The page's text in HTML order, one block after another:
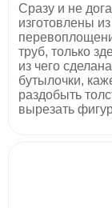
Сразу и не
изготовлены
труб, только
из чего
бутылочки,
раздобыть
вырезать